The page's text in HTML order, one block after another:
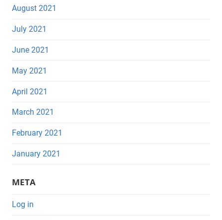
August 2021
July 2021
June 2021
May 2021
April 2021
March 2021
February 2021
January 2021
META
Log in